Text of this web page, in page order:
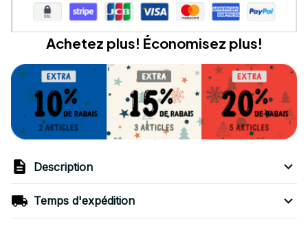
Achetez plus! Économisez plus!
Description
Temps d'expédition